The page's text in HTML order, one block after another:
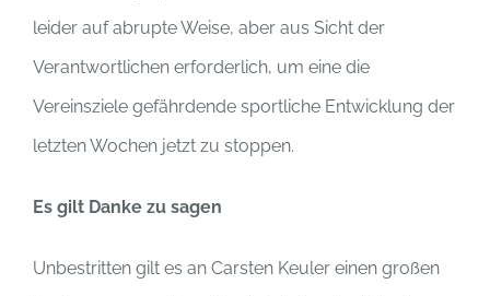
leider auf abrupte Weise, aber aus Sicht der
Verantwortlichen erforderlich, um eine die
Vereinsziele gefährdende sportliche Entwicklung der
letzten Wochen jetzt zu stoppen.
Es gilt Danke zu sagen
Unbestritten gilt es an Carsten Keuler einen großen